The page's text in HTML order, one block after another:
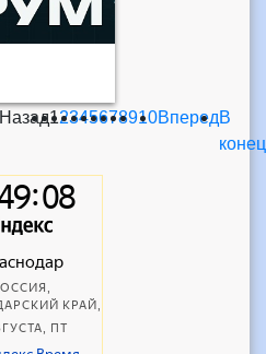
Назад12345678910ВпередВ
конец